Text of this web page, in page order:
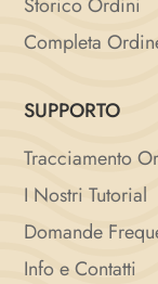
Completa
SUPPORTO
Tracciamento
I Nostri Tutorial
Domande
Info e Contatti